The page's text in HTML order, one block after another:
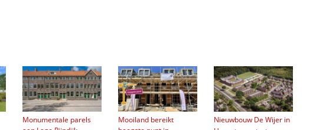
Monumentale parels
Mooiland bereikt
Nieuwbouw De Wijer in